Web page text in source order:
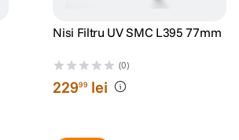
Nisi Filtru UV SMC L395 77mm
(0)
22999 lei